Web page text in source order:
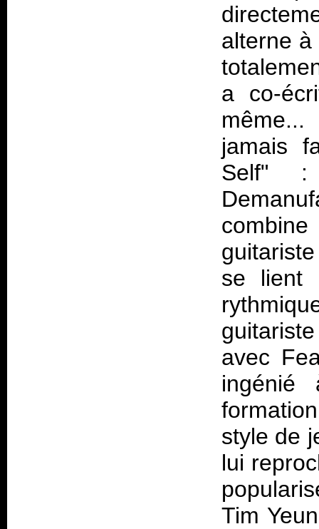
alterne à
a co-
jamais
Self" :
se lient
avec
ingénié
style de
lui
Tim